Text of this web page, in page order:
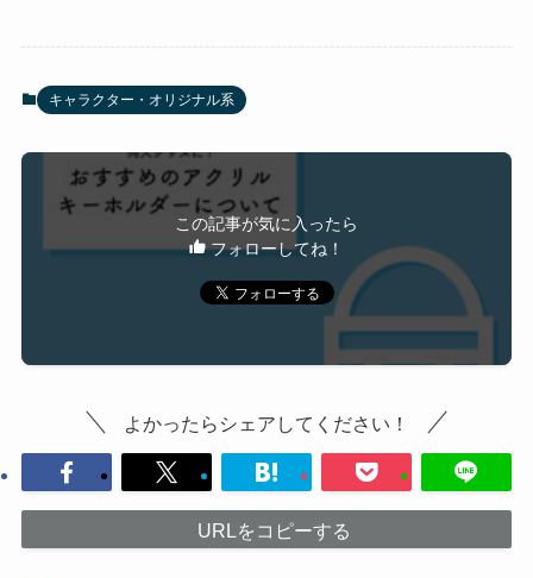
キャラクター・オリジナル系
この記事が気に入ったら
フォローしてね！
よかったらシェアしてください！
URLをコピーする